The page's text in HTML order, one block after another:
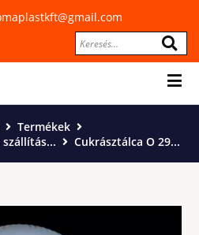
Termékek
szállítás...
Cukrásztálca O 29...